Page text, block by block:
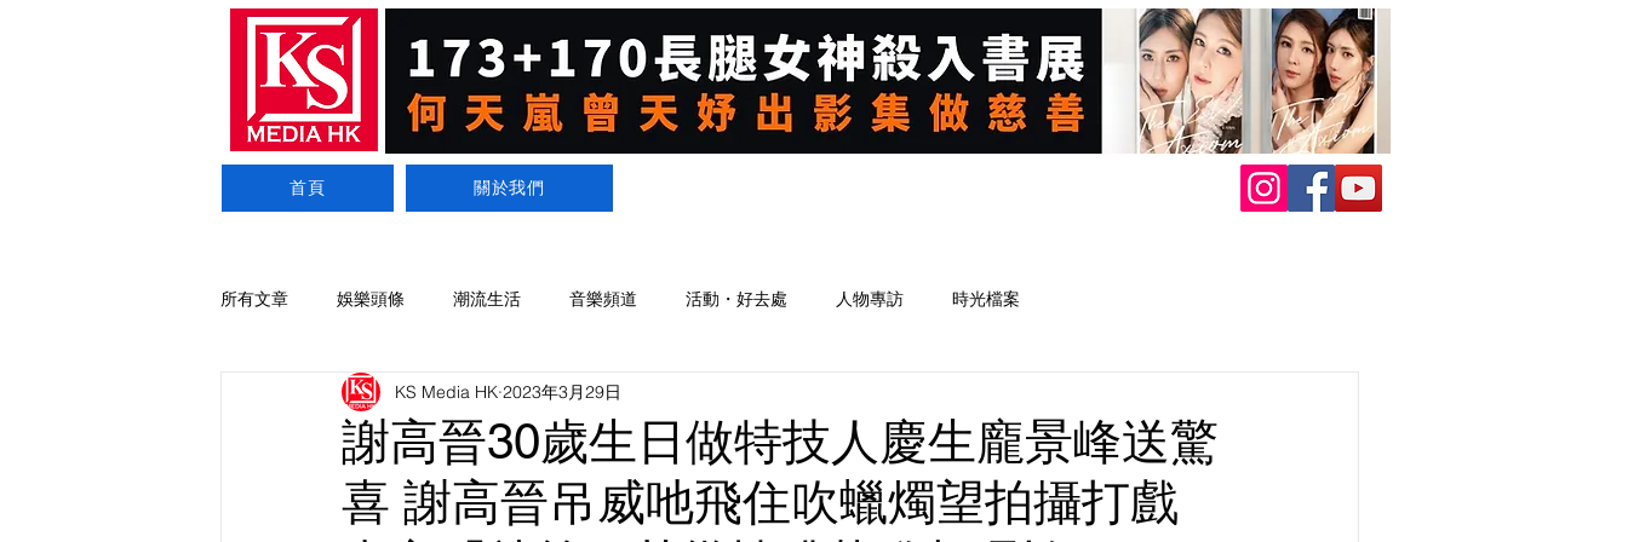
首頁 關於我們
所有文章 娛樂頭條 潮流生活 音樂頻道 活動・好去處 人物專訪 時光檔案
謝高晉30歲生日做特技人慶生龐景峰送驚
喜 謝高晉吊威吔飛住吹蠟燭望拍攝打戲
KS Media HK 2023年3月29日